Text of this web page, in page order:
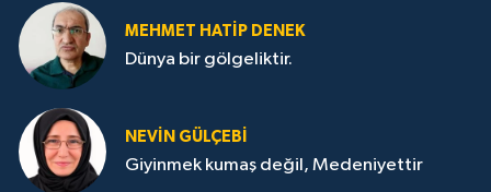
MEHMET HATİP DENEK
Dünya bir gölgeliktir.
NEVİN GÜLÇEBİ
Giyinmek kumaş değil, Medeniyettir